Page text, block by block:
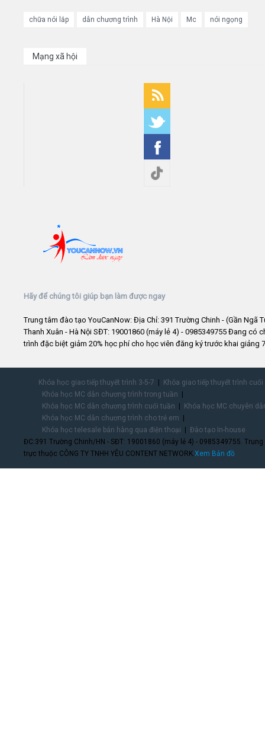
chữa nói lắp dẫn chương trình Hà Nội Mc nói ngọng
Mạng xã hội
Hãy để chúng tôi giúp bạn làm được ngay
Trung tâm đào tạo YouCanNow: Địa Chỉ: 391 Trường Chinh - (Gần Ngã
Thanh Xuân - Hà Nội SĐT: 19001860 (máy lẻ 4) - 0985349755 Đang có
trình đặc biệt giảm 20% học phí cho học viên đăng ký trước khai giảng
Khóa học giao tiếp thuyết trình 3-5-7
Khóa giao tiếp thuyết trình
Khóa học MC dẫn chương trình trong tuần
Khóa học MC dẫn chương trình cuối tuần
Khóa học MC chuyên
Khóa học MC dẫn chương trình cho trẻ em
Khóa học telesale bán hàng qua điện thoại
Đào tạo In-house
ĐC:391 Trường Chinh/HN - SĐT: 19001860 (máy lẻ 4) - 0985349755.
trực thuộc CÔNG TY TNHH YÊU CONTENT NETWORK.Xem Bản đồ